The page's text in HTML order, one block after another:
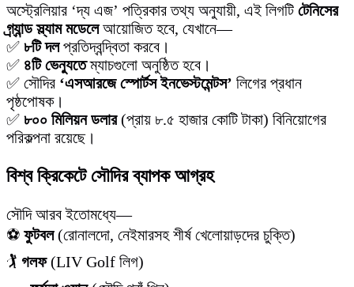
অস্ট্রেলিয়ার ‘দ্য এজ’ পত্রিকার তথ্য অনুযায়ী, এই লিগটি টেনিসের
গ্র্যান্ড স্ল্যাম মডেলেআয়োজিত হবে, যেখানে—
✅ ৮টি দলপ্রতিদ্বন্দ্বিতা করবে।
✅ ৪টি ভেন্যুতেম্যাচগুলো অনুষ্ঠিত হবে।
✅ সৌদির ‘এসআরজে স্পোর্টস ইনভেস্টমেন্টস’ লিগের প্রধান
পৃষ্ঠপোষক।
✅ ৮০০ মিলিয়ন ডলার(প্রায় ৮.৫ হাজার কোটি টাকা) বিনিয়োগের
পরিকল্পনা রয়েছে।
বিশ্ব ক্রিকেটে সৌদির ব্যাপক আগ্রহ
সৌদি আরব ইতোমধ্যে—
⚽ ফুটবল(রোনালদো, নেইমারসহ শীর্ষ খেলোয়াড়দের চুক্তি)
🏌️ গলফ(LIV Golf লিগ)